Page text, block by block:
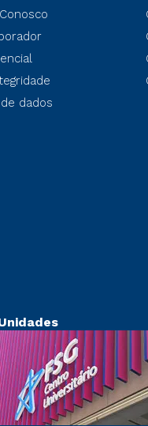
dados